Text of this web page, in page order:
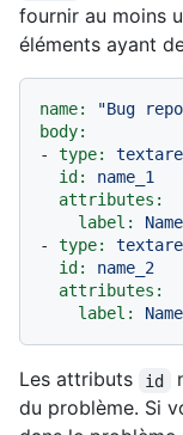
fournir au moins
éléments ayant
name:
"Bug
body:
-
type:
id:
name_1
attributes:
label:
Name
-
type:
id:
name_2
attributes:
label:
Name
Les attributs id
du problème. Si